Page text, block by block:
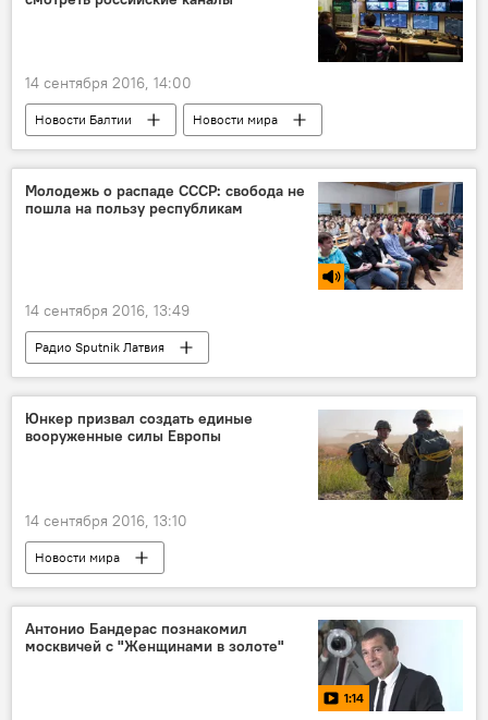
14 сентября 2016, 14:00
Новости Балтии Новости мира
Молодежь о распаде СССР: свобода не
пошла на пользу республикам
14 сентября 2016, 13:49
Радио Sputnik Латвия
Четверть века без СССР
Юнкер призвал создать единые
вооруженные силы Европы
14 сентября 2016, 13:10
Новости мира
Антонио Бандерас познакомил
москвичей с "Женщинами в золоте"
1:14